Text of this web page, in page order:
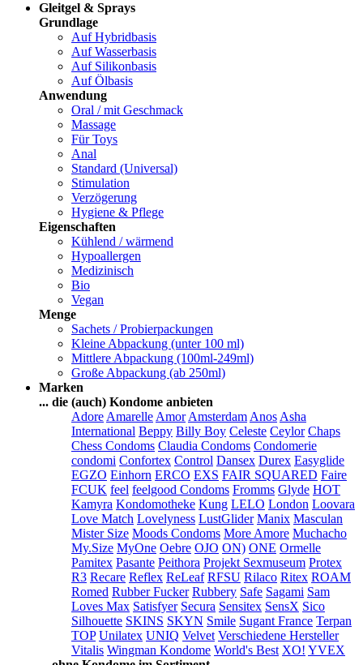
Gleitgel & Sprays
Grundlage
Auf Hybridbasis
Auf Wasserbasis
Auf Silikonbasis
Auf Ölbasis
Anwendung
Oral / mit Geschmack
Massage
Für Toys
Anal
Standard (Universal)
Stimulation
Verzögerung
Hygiene & Pflege
Eigenschaften
Kühlend / wärmend
Hypoallergen
Medizinisch
Bio
Vegan
Menge
Sachets / Probierpackungen
Kleine Abpackung (unter 100 ml)
Mittlere Abpackung (100ml-249ml)
Große Abpackung (ab 250ml)
Marken
... die (auch) Kondome anbieten
Adore Amarelle Amor Amsterdam Anos Asha
International Beppy Billy Boy Celeste Ceylor Chaps
Chess Condoms Claudia Condoms Condomerie
condomi Confortex Control Dansex Durex Easyglide
EGZO Einhorn ERCO EXS FAIR SQUARED Faire
FCUK feel feelgood Condoms Fromms Glyde HOT
Kamyra Kondomotheke Kung LELO London Loovara
Love Match Lovelyness LustGlider Manix Masculan
Mister Size Moods Condoms More Amore Muchacho
My.Size MyOne Oebre OJO ON) ONE Ormelle
Pamitex Pasante Peithora Projekt Sexmuseum Protex
R3 Recare Reflex ReLeaf RFSU Rilaco Ritex ROAM
Romed Rubber Fucker Rubbery Safe Sagami Sam
Loves Max Satisfyer Secura Sensitex SensX Sico
Silhouette SKINS SKYN Smile Sugant France Terpan
TOP Unilatex UNIQ Velvet Verschiedene Hersteller
Vitalis Wingman Kondome World's Best XO! YVEX